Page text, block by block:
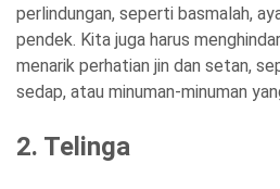
perlindungan, seperti basmalah,
pendek. Kita juga harus
menarik perhatian jin dan setan,
sedap, atau minuman-minuman
2. Telinga